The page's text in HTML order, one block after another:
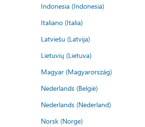
Indonesia (Indonesia)
Italiano (Italia)
Latviešu (Latvija)
Lietuvių (Lietuva)
Magyar (Magyarország)
Nederlands (België)
Nederlands (Nederland)
Norsk (Norge)